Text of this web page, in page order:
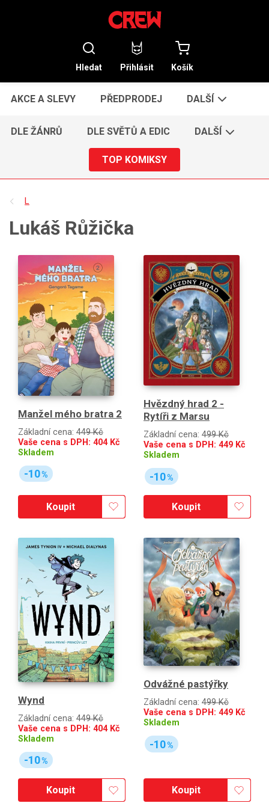
Hledat Přihlásit Košík
AKCE A SLEVY PŘEDPRODEJ DALŠÍ
DLE ŽÁNRŮ DLE SVĚTŮ A EDIC DALŠÍ
TOP KOMIKSY
L
Lukáš Růžička
Manžel mého bratra 2
Základní cena: 449 Kč
Vaše cena s DPH: 404Kč
Skladem
-10%
Koupit
Hvězdný hrad 2 -
Rytíři z Marsu
Základní cena: 499 Kč
Vaše cena s DPH: 449 Kč
Skladem
-10%
Koupit
Wynd
Základní cena: 449 Kč
Vaše cena s DPH: 404Kč
Skladem
-10%
Koupit
Odvážné pastýřky
Základní cena: 499 Kč
Vaše cena s DPH: 449 Kč
Skladem
-10%
Koupit